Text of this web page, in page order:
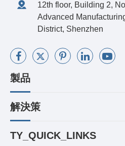
12th floor, Building 2,
Advanced
District, Shenzhen
製品
解決策
TY_QUICK_LINKS